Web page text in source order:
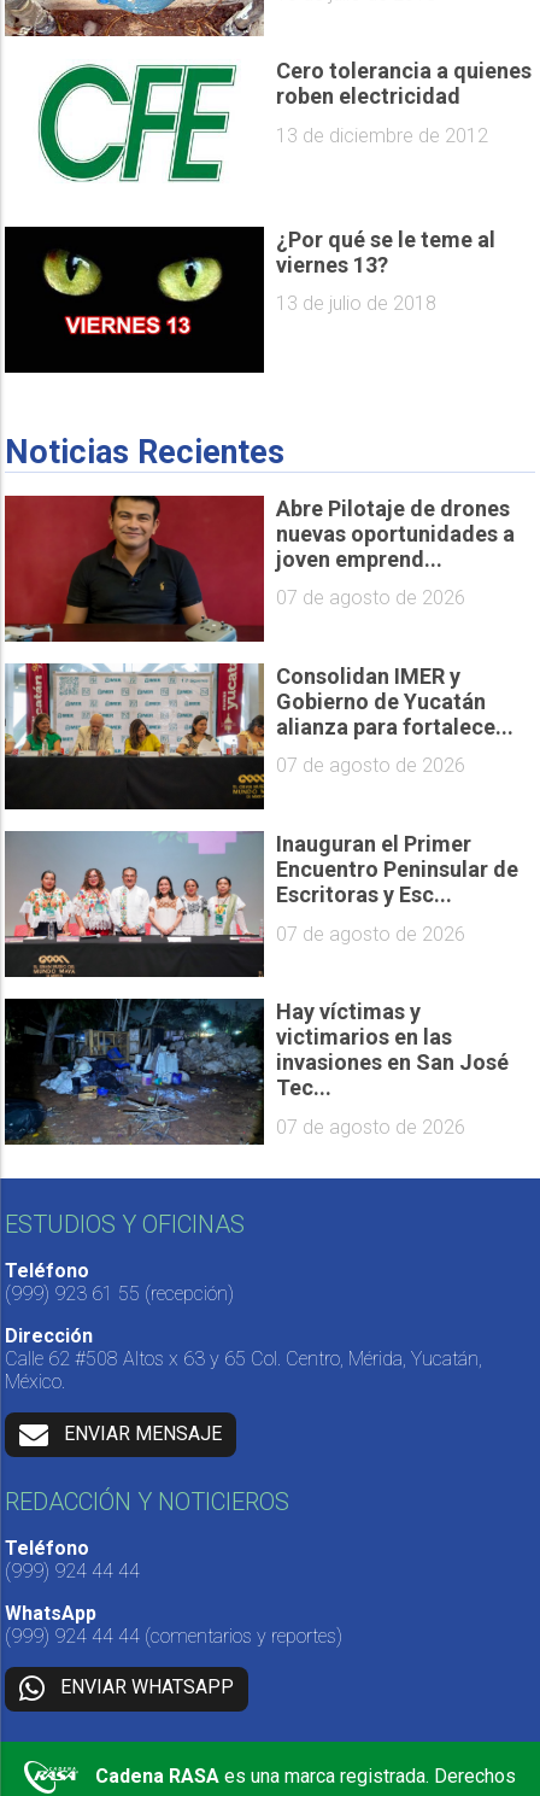
Cero tolerancia a quienes
roben electricidad
13 de diciembre de 2012
¿Por qué se le teme al
viernes 13?
13 de julio de 2018
Noticias Recientes
Abre Pilotaje de drones
nuevas oportunidades a
joven emprend...
07 de agosto de 2026
Consolidan IMER y
Gobierno de Yucatán
alianza para fortalece...
07 de agosto de 2026
Inauguran el Primer
Encuentro Peninsular de
Escritoras y Esc...
07 de agosto de 2026
Hay víctimas y
victimarios en las
invasiones en San José
Tec...
07 de agosto de 2026
ESTUDIOS Y OFICINAS
Teléfono
(999) 923 61 55 (recepción)
Dirección
Calle 62 #508 Altos x 63 y 65 Col. Centro, Mérida, Yucatán,
México.
ENVIAR MENSAJE
REDACCIÓN Y NOTICIEROS
Teléfono
(999) 924 44 44
WhatsApp
(999) 924 44 44 (comentarios y reportes)
ENVIAR WHATSAPP
Cadena RASA es una marca registrada. Derechos